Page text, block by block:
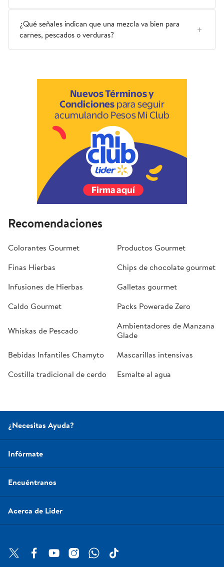
¿Qué señales indican que una mezcla va bien para
carnes, pescados o verduras?
Recomendaciones
Colorantes Gourmet
Productos Gourmet
Finas Hierbas
Chips de chocolate gourmet
Infusiones de Hierbas
Galletas gourmet
Caldo Gourmet
Packs Powerade Zero
Whiskas de Pescado
Ambientadores de Manzana
Glade
Bebidas Infantiles Chamyto
Mascarillas intensivas
Costilla tradicional de cerdo
Esmalte al agua
¿Necesitas Ayuda?
Infórmate
Encuéntranos
Acerca de Lider